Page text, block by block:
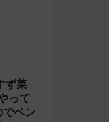
ず菜
って
でベン